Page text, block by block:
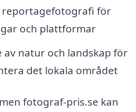
reportagefotografi för
och plattformar
av natur och landskap för
det lokala området
fotograf-pris.se kan